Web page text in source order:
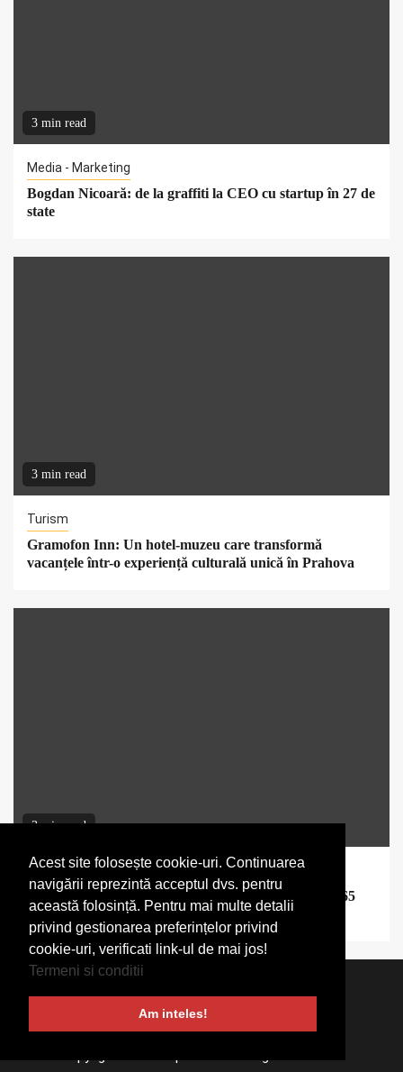
Acest site folosește cookie-uri. Continuarea
navigării reprezintă acceptul dvs. pentru
această folosință. Pentru mai multe detalii
privind gestionarea preferințelor privind
cookie-uri, verificati link-ul de mai jos!
Termeni si conditii
Am inteles!
3 min read
Media - Marketing
Bogdan Nicoară: de la graffiti la CEO cu startup în 27 de
state
3 min read
Turism
Gramofon Inn: Un hotel-muzeu care transformă
vacanțele într-o experiență culturală unică în Prahova
3 min read
Start-up
Ion Stoica, co-fondator Anyscale, vândută pentru 1,65
miliarde de dolari